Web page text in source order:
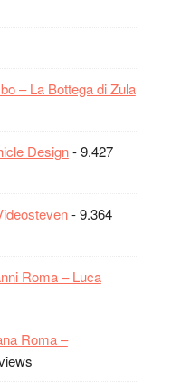
– La Bottega di Zula
Design- 9.427
- 9.364
Roma – Luca
Roma –